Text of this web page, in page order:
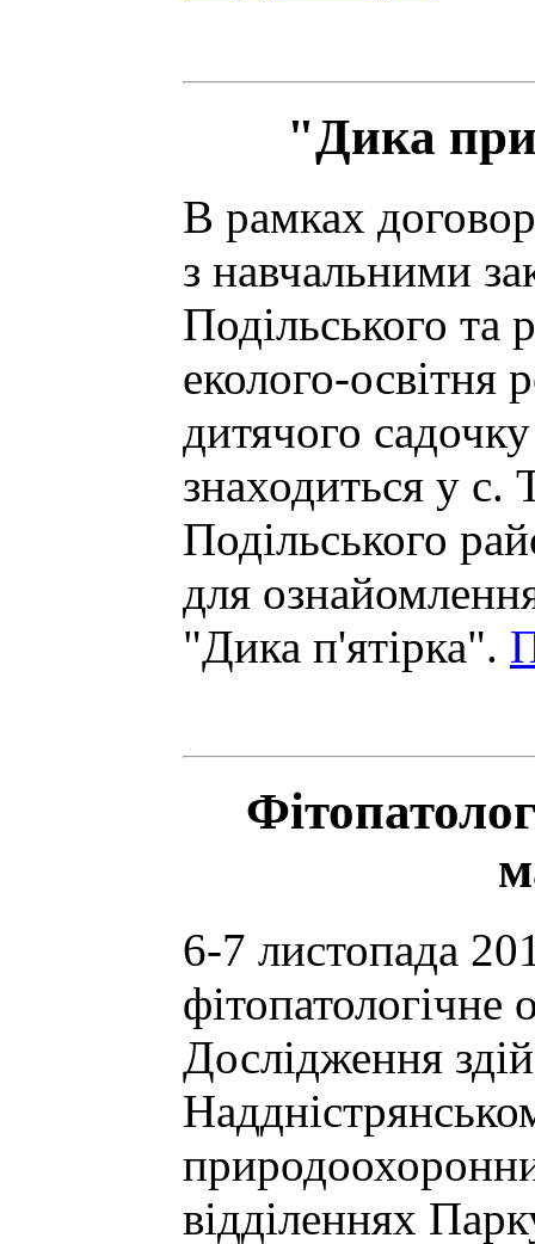
"Дика
В рамках
з навчальними
Подільського та
еколого-освітня
дитячого
знаходиться у с.
Подільського
для
"Дика п'ятірка".
6-7 листопада
фітопатологічне
Дослідження
відділеннях